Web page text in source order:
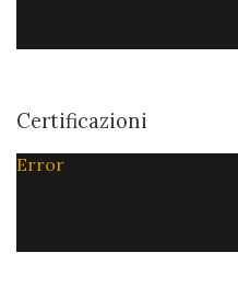
Certificazioni
Error